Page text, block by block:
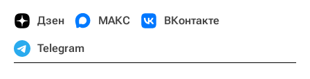
Дзен МАКС ВКонтакте
Telegram